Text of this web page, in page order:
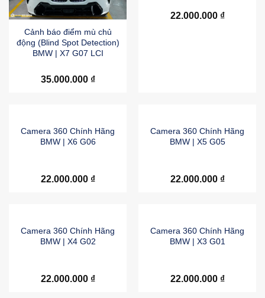
Cảnh báo điểm mù chủ
động (Blind Spot Detection)
BMW | X7 G07 LCI
35.000.000 ₫
22.000.000 ₫
Camera 360 Chính Hãng
BMW | X6 G06
22.000.000 ₫
Camera 360 Chính Hãng
BMW | X5 G05
22.000.000 ₫
Camera 360 Chính Hãng
BMW | X4 G02
22.000.000 ₫
Camera 360 Chính Hãng
BMW | X3 G01
22.000.000 ₫